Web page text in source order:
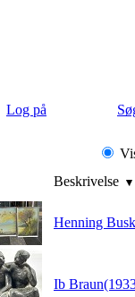
Log på
Beskrivelse
Henning
Ib